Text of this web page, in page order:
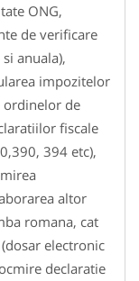
ONG,
de verificare
anuala),
impozitelor
ordinelor de
fiscale
394 etc),
altor
romana, cat
electronic
declaratie